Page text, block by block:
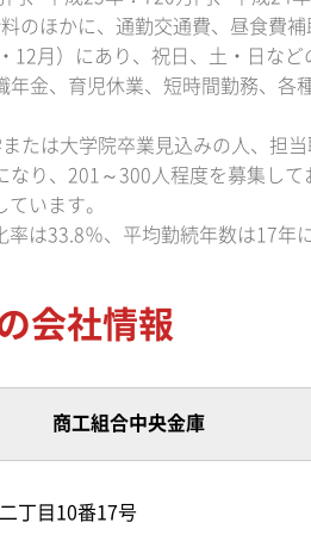
のほかに、通勤交通費、昼食費補
12月）にあり、祝日、土・日な
金、育児休業、短時間勤務、各
たは大学院卒業見込みの人、担
なり、201～300人程度を募集し
います。
は33.8％、平均勤続年数は17年
会社情報
商工組合中央金庫
丁目10番17号